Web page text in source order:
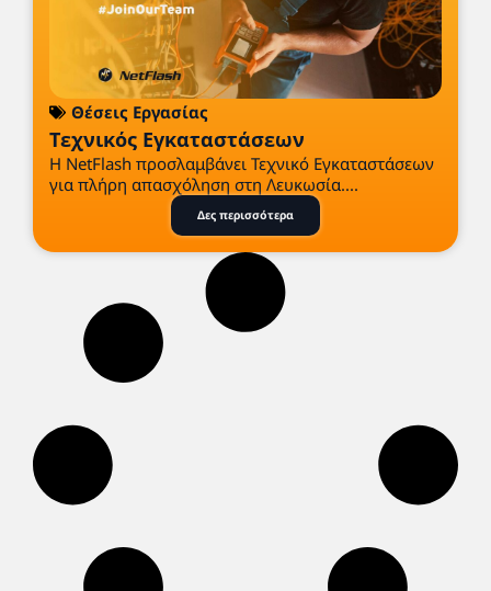
Θέσεις Εργασίας
Τεχνικός Εγκαταστάσεων
Η NetFlash προσλαμβάνει Τεχνικό Εγκαταστάσεων
για πλήρη απασχόληση στη Λευκωσία....
Δες περισσότερα